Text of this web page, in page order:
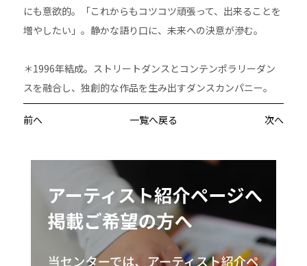
にも意欲的。「これからもコツコツ頑張って、出来ることを
増やしたい」。静かな語り口に、未来への決意が滲む。
＊1996年結成。ストリートダンスとコンテンポラリーダン
スを融合し、独創的な作品を生み出すダンスカンパニー。
前へ 一覧へ戻る 次へ